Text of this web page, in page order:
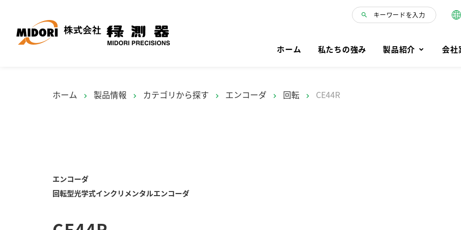
キーワードを入力
ホーム 私たちの強み 製品紹介 会社
ホーム chevron_right 製品情報 chevron_right カテゴリから探す chevron_right エンコーダ chevron_right 回転 chevron_right CE44R
エンコーダ
回転型光学式インクリメンタルエンコーダ